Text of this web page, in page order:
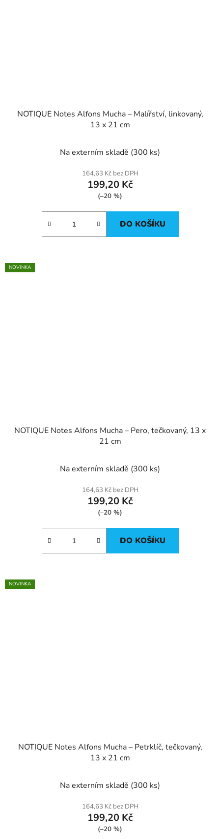
NOTIQUE Notes Alfons Mucha – Malířství, linkovaný,
13 x 21 cm
Na externím skladě (300 ks)
164,63 Kč bez DPH
199,20 Kč
(–20 %)
DO KOŠÍKU
NOVINKA
NOTIQUE Notes Alfons Mucha – Pero, tečkovaný, 13 x
21 cm
Na externím skladě (300 ks)
164,63 Kč bez DPH
199,20 Kč
(–20 %)
DO KOŠÍKU
NOVINKA
NOTIQUE Notes Alfons Mucha – Petrklíč, tečkovaný,
13 x 21 cm
Na externím skladě (300 ks)
164,63 Kč bez DPH
199,20 Kč
(–20 %)